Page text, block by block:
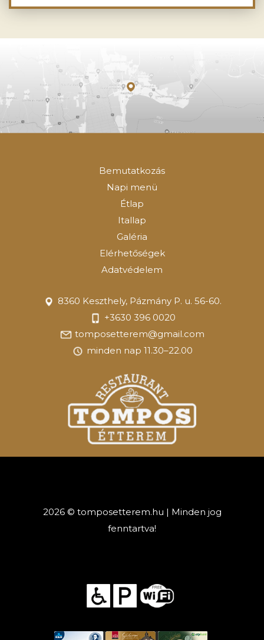
Bemutatkozás
Napi menü
Étlap
Itallap
Galéria
Elérhetőségek
Adatvédelem
8360 Keszthely, Pázmány P. u. 56-60.
+3630 396 0020
tomposetterem@gmail.com
minden nap 11.30–22.00
2026 © tomposetterem.hu | Minden jog
fenntartva!